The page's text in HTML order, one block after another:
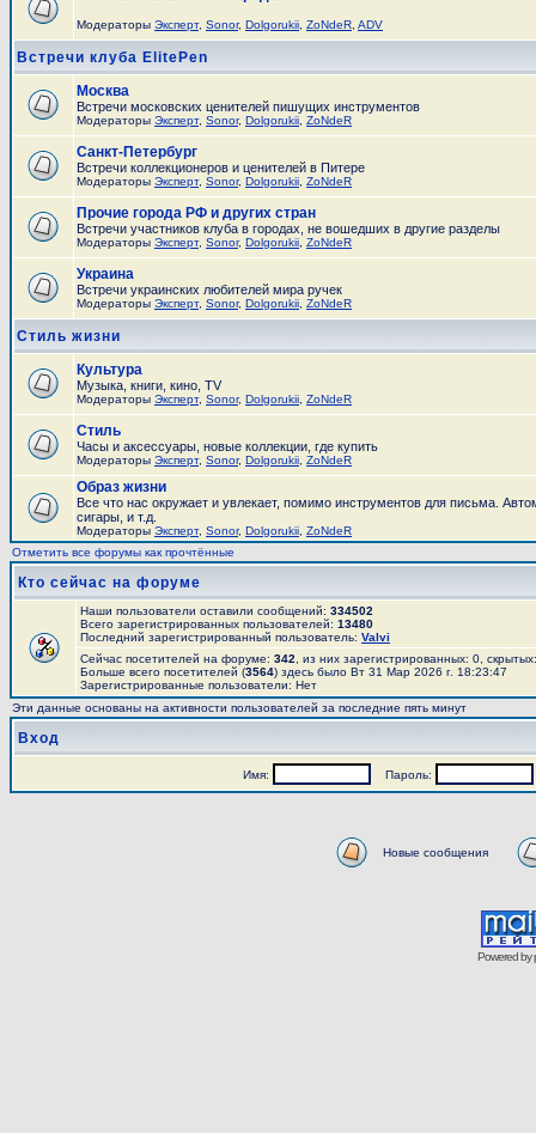
Модераторы Эксперт, Sonor, Dolgorukii ZoNdeR ADV
Встречи клуба ElitePen
Москва
Встречи московских ценителей пишущих инструментов
Модераторы Эксперт, Sonor, Dolgorukii ZoNdeR
Санкт-Петербург
Встречи коллекционеров и ценителей в Питере
Модераторы Эксперт, Sonor, Dolgorukii ZoNdeR
Прочие города РФ и других стран
Встречи участников клуба в городах, не вошедших в другие разделы
Модераторы Эксперт, Sonor, Dolgorukii ZoNdeR
Украина
Встречи украинских любителей мира ручек
Модераторы Эксперт, Sonor, Dolgorukii ZoNdeR
Стиль жизни
Культура
Музыка, книги, кино, TV
Модераторы Эксперт, Sonor, Dolgorukii ZoNdeR
Стиль
Часы и аксесcуары, новые коллекции, где купить
Модераторы Эксперт, Sonor, Dolgorukii ZoNdeR
Образ жизни
Все что нас окружает и увлекает, помимо инструментов для письма.
сигары, и т.д.
Модераторы Эксперт, Sonor, Dolgorukii ZoNdeR
Отметить все форумы как прочтённые
Кто сейчас на форуме
Наши пользователи оставили сообщений: 334502
Всего зарегистрированных пользователей: 13480
Последний зарегистрированный пользователь: Valvi
Сейчас посетителей на форуме: 342 , из них зарегистрированных: 0,
Больше всего посетителей (3564) здесь было Вт 31 Мар 2026 г. 18:23:47
Зарегистрированные пользователи: Нет
Эти данные основаны на активности пользователей за последние пять минут
Вход
Имя: Пароль:
Новые сообщения
Powered by